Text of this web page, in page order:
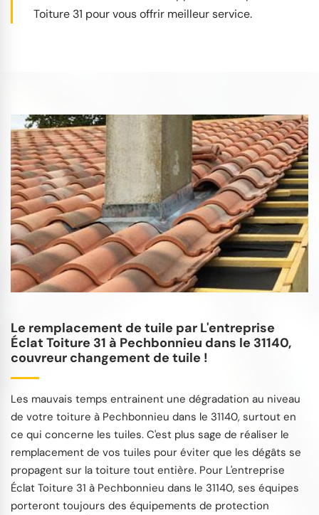
Toiture 31 pour vous offrir meilleur service.
Le remplacement de tuile par L'entreprise
Éclat Toiture 31 à Pechbonnieu dans le 31140,
couvreur changement de tuile !
Les mauvais temps entrainent une dégradation au niveau
de votre toiture à Pechbonnieu dans le 31140, surtout en
ce qui concerne les tuiles. C'est plus sage de réaliser le
remplacement de vos tuiles pour éviter que les dégâts se
propagent sur la toiture tout entière. Pour L'entreprise
Éclat Toiture 31 à Pechbonnieu dans le 31140, ses équipes
porteront toujours des équipements de protection